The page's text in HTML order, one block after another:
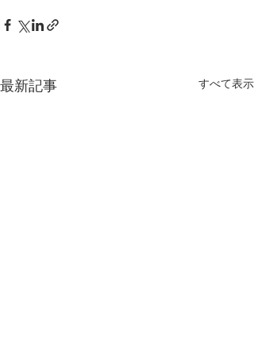
最新記事 すべて表示